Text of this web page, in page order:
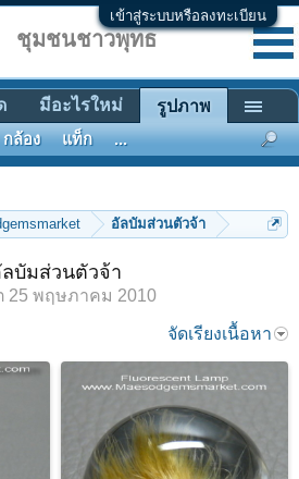
เข้าสู่ระบบหรือลงทะเบียน
อัลบัมส่วนตัวจ้า
บัมส่วนตัวจ้า
25 พฤษภาคม 2010
จัดเรียงเนื้อหา
ชุมชนชาวพุทธ
มีอะไรใหม่ รูปภาพ
กล้อง แท็ก ...